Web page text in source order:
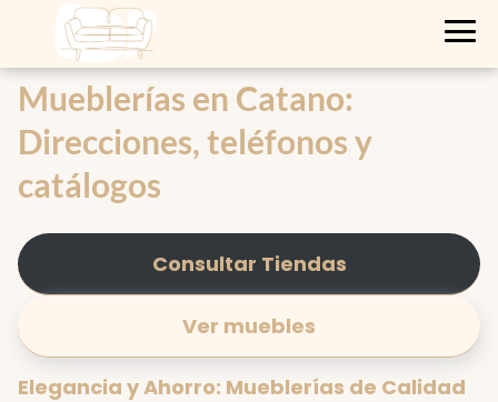
Mueblerías en Catano:
Direcciones, teléfonos y
catálogos
Consultar Tiendas
Ver muebles
Elegancia y Ahorro: Mueblerías de Calidad